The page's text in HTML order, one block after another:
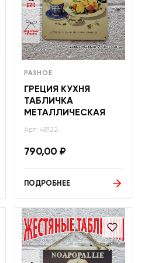
РАЗНОЕ
ГРЕЦИЯ КУХНЯ
ТАБЛИЧКА
МЕТАЛЛИЧЕСКАЯ
Арт: 48122
790,00 ₽
ПОДРОБНЕЕ